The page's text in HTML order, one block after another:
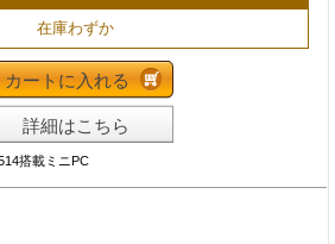
在庫わずか
カートに入れる
詳細はこちら
搭載ミニPC